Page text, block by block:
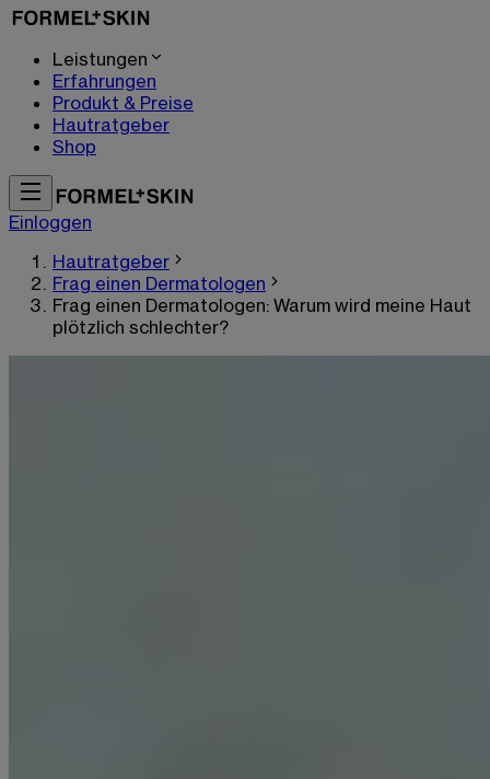
Leistungen
Erfahrungen
Produkt & Preise
Hautratgeber
Shop
Einloggen
Hautratgeber
Frag einen Dermatologen
Frag einen Dermatologen: Warum wird meine Haut
plötzlich schlechter?